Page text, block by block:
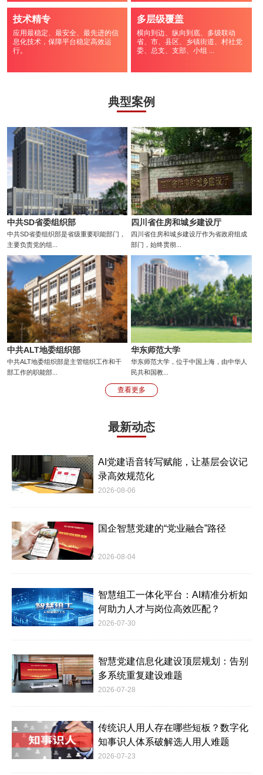
技术精专
应用最稳定、最安全、最先进的信
息化技术，保障平台稳定高效运
行。
多层级覆盖
横向到边、纵向到底、多级联动
省、市、县区、乡镇街道、村社党
委、总支、支部、小组 ...
典型案例
中共SD省委组织部
中共SD省委组织部是省级重要职能部门，
主要负责党的组...
四川省住房和城乡建设厅
四川省住房和城乡建设厅作为省政府组成
部门，始终贯彻...
中共ALT地委组织部
中共ALT地委组织部是主管组织工作和干
部工作的职能部...
华东师范大学
华东师范大学，位于中国上海，由中华人
民共和国教...
查看更多
最新动态
AI党建语音转写赋能，让基层会议记
录高效规范化
2026-08-06
国企智慧党建的“党业融合”路径
2026-08-04
智慧组工一体化平台：AI精准分析如
何助力人才与岗位高效匹配？
2026-07-30
智慧党建信息化建设顶层规划：告别
多系统重复建设难题
2026-07-28
传统识人用人存在哪些短板？数字化
知事识人体系破解选人用人难题
2026-07-23